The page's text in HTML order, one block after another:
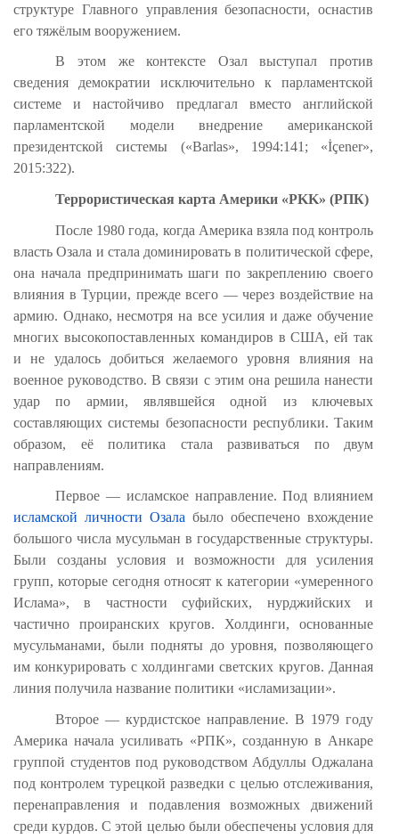
структуре Главного управления безопасности, оснастив
его тяжёлым вооружением.
В этом же контексте Озал выступал против
сведения демократии исключительно к парламентской
системе и настойчиво предлагал вместо английской
парламентской модели внедрение американской
президентской системы («Barlas», 1994:141; «İçener»,
2015:322).
Террористическая карта Америки «PKK» (РПК)
После 1980 года, когда Америка взяла под контроль
власть Озала и стала доминировать в политической сфере,
она начала предпринимать шаги по закреплению своего
влияния в Турции, прежде всего — через воздействие на
армию. Однако, несмотря на все усилия и даже обучение
многих высокопоставленных командиров в США, ей так
и не удалось добиться желаемого уровня влияния на
военное руководство. В связи с этим она решила нанести
удар по армии, являвшейся одной из ключевых
составляющих системы безопасности республики. Таким
образом, её политика стала развиваться по двум
направлениям.
Первое — исламское направление. Под влиянием
исламской личности Озала было обеспечено вхождение
большого числа мусульман в государственные структуры.
Были созданы условия и возможности для усиления
групп, которые сегодня относят к категории «умеренного
Ислама», в частности суфийских, нурджийских и
частично проиранских кругов. Холдинги, основанные
мусульманами, были подняты до уровня, позволяющего
им конкурировать с холдингами светских кругов. Данная
линия получила название политики «исламизации».
Второе — курдистское направление. В 1979 году
Америка начала усиливать «РПК», созданную в Анкаре
группой студентов под руководством Абдуллы Оджалана
под контролем турецкой разведки с целью отслеживания,
перенаправления и подавления возможных движений
среди курдов. С этой целью были обеспечены условия для